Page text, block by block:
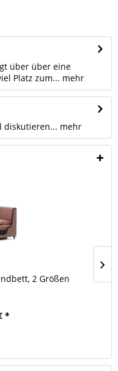
über über eine
Platz zum... mehr
diskutieren... mehr
2 Größen
*